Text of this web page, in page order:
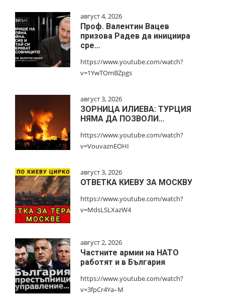
август 4, 2026
Проф. Валентин Вацев
призова Радев да инициира
сре…
https://www.youtube.com/watch?
v=1YwTOmBZpgs
август 3, 2026
ЗОРНИЦА ИЛИЕВА: ТУРЦИЯ
НЯМА ДА ПОЗВОЛИ…
https://www.youtube.com/watch?
v=VouvaznEOHI
август 3, 2026
ОТВЕТКА КИЕВУ ЗА МОСКВУ
https://www.youtube.com/watch?
v=MdsLSLXazW4
август 2, 2026
Частните армии на НАТО
работят и в България
https://www.youtube.com/watch?
v=3fpCr4Ya–M